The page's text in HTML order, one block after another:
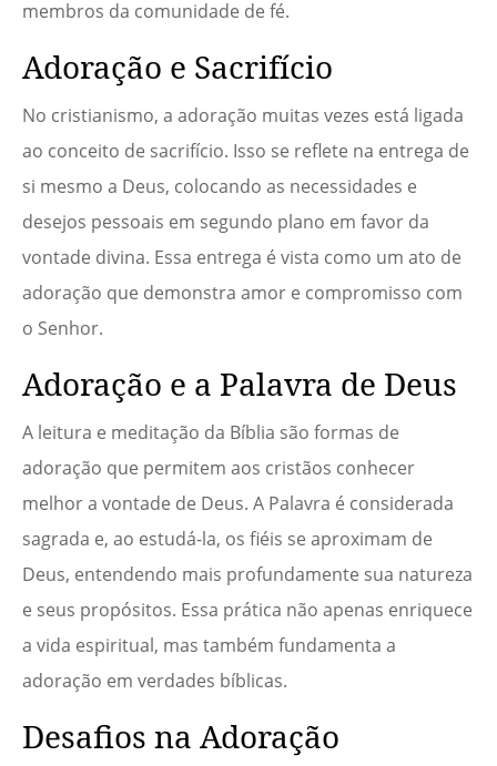
membros da comunidade de fé.
Adoração e Sacrifício
No cristianismo, a adoração muitas vezes está ligada
ao conceito de sacrifício. Isso se reflete na entrega de
si mesmo a Deus, colocando as necessidades e
desejos pessoais em segundo plano em favor da
vontade divina. Essa entrega é vista como um ato de
adoração que demonstra amor e compromisso com
o Senhor.
Adoração e a Palavra de Deus
A leitura e meditação da Bíblia são formas de
adoração que permitem aos cristãos conhecer
melhor a vontade de Deus. A Palavra é considerada
sagrada e, ao estudá-la, os fiéis se aproximam de
Deus, entendendo mais profundamente sua natureza
e seus propósitos. Essa prática não apenas enriquece
a vida espiritual, mas também fundamenta a
adoração em verdades bíblicas.
Desafios na Adoração